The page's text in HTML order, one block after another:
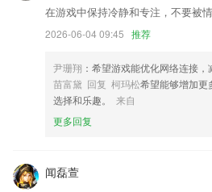
在游戏中保持冷静和专注，不要被
2026-06-04 09:45 推荐
尹珊翔 ：希望游戏能优化网络连接，
苗富黛 回复 柯玛松希望能够增加更
选择和乐趣。
来自
更多回复
闻磊萱